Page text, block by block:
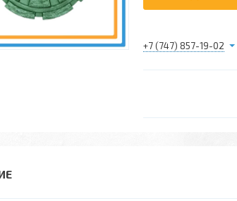
+7 (747) 857-19-02